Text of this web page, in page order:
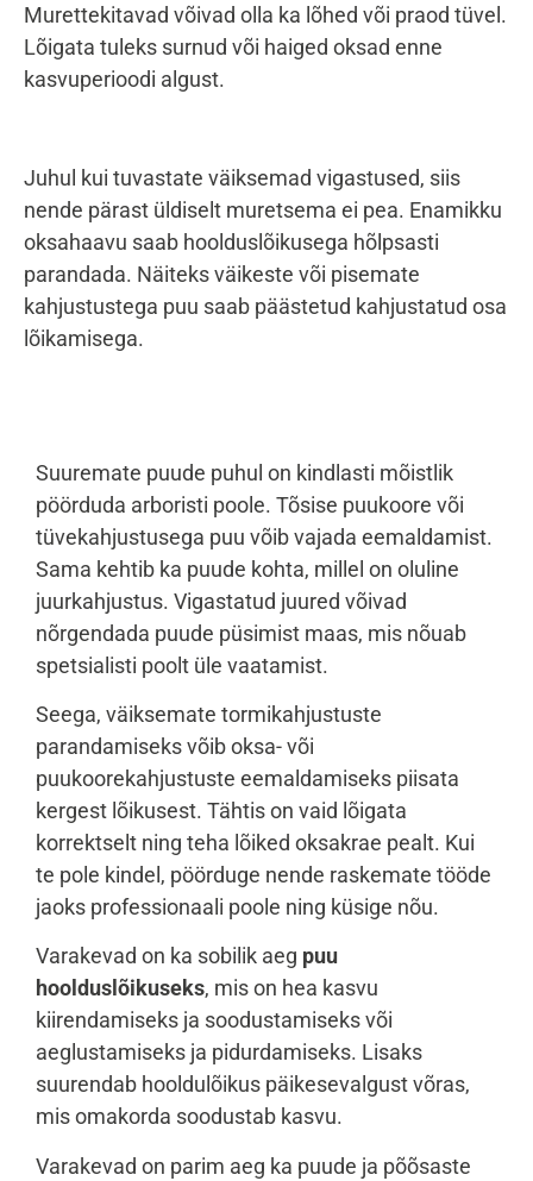
Murettekitavad võivad olla ka lõhed või praod tüvel.
Lõigata tuleks surnud või haiged oksad enne
kasvuperioodi algust.
Juhul kui tuvastate väiksemad vigastused, siis
nende pärast üldiselt muretsema ei pea. Enamikku
oksahaavu saab hoolduslõikusega hõlpsasti
parandada. Näiteks väikeste või pisemate
kahjustustega puu saab päästetud kahjustatud osa
lõikamisega.
Suuremate puude puhul on kindlasti mõistlik
pöörduda arboristi poole. Tõsise puukoore või
tüvekahjustusega puu võib vajada eemaldamist.
Sama kehtib ka puude kohta, millel on oluline
juurkahjustus. Vigastatud juured võivad
nõrgendada puude püsimist maas, mis nõuab
spetsialisti poolt üle vaatamist.
Seega, väiksemate tormikahjustuste
parandamiseks võib oksa- või
puukoorekahjustuste eemaldamiseks piisata
kergest lõikusest. Tähtis on vaid lõigata
korrektselt ning teha lõiked oksakrae pealt. Kui
te pole kindel, pöörduge nende raskemate tööde
jaoks professionaali poole ning küsige nõu.
Varakevad on ka sobilik aeg puu
hoolduslõikuseks, mis on hea kasvu
kiirendamiseks ja soodustamiseks või
aeglustamiseks ja pidurdamiseks. Lisaks
suurendab hooldulõikus päikesevalgust võras,
mis omakorda soodustab kasvu.
Varakevad on parim aeg ka puude ja põõsaste